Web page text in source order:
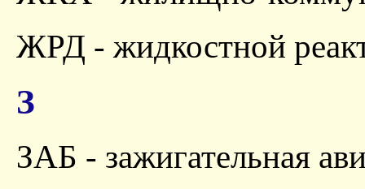
ЖРД - жидкостной
З
ЗАБ - зажигательная